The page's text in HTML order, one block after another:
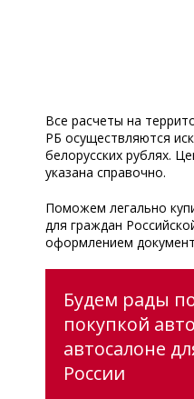
Все расчеты на
РБ осуществляются
белорусских рублях.
указана справочно.
Поможем легально
для граждан
оформлением
Будем рады
покупкой
автосалоне
России